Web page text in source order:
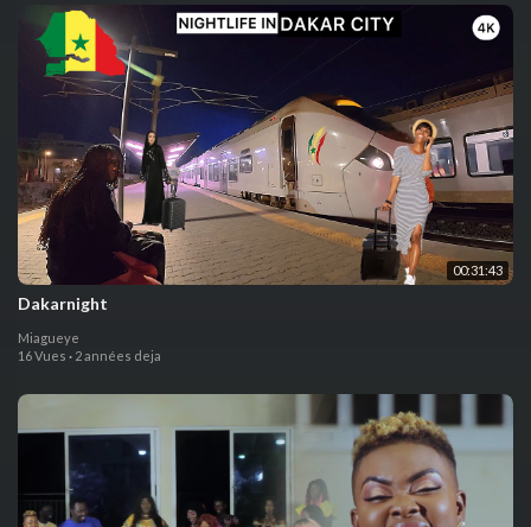
00:31:43
Dakarnight
Miagueye
16 Vues · 2 années deja